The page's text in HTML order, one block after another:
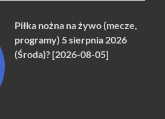
Piłka nożna na żywo (mecze,
programy) 5 sierpnia 2026
(Środa)? [2026-08-05]